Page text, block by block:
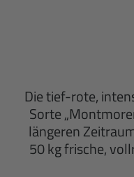
Die tief-rote,
Sorte
längeren
50 kg frische,